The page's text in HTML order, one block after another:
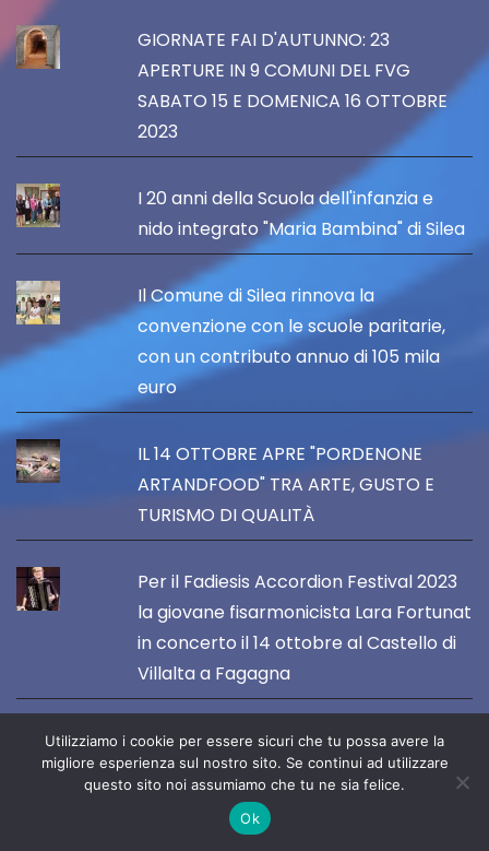
GIORNATE FAI D'AUTUNNO: 23
APERTURE IN 9 COMUNI DEL FVG
SABATO 15 E DOMENICA 16 OTTOBRE
2023
I 20 anni della Scuola dell'infanzia e
nido integrato "Maria Bambina" di Silea
Il Comune di Silea rinnova la
convenzione con le scuole paritarie,
con un contributo annuo di 105 mila
euro
IL 14 OTTOBRE APRE "PORDENONE
ARTANDFOOD" TRA ARTE, GUSTO E
TURISMO DI QUALITÀ
Per il Fadiesis Accordion Festival 2023
la giovane fisarmonicista Lara Fortunat
in concerto il 14 ottobre al Castello di
Villalta a Fagagna
Esce il nuovo romanzo di Mario Pini, dal
titolo "E io che c'entro?"
FORUM JULII E CASARSA SI
Utilizziamo i cookie per essere sicuri che tu possa avere la
migliore esperienza sul nostro sito. Se continui ad utilizzare
questo sito noi assumiamo che tu ne sia felice.
Ok